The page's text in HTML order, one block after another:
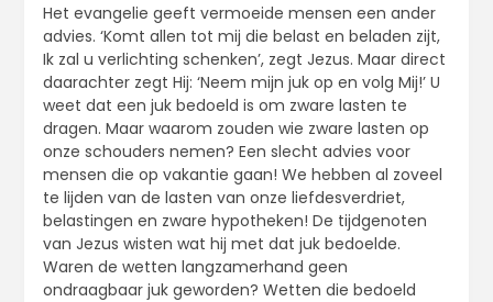
Het evangelie geeft vermoeide mensen een ander
advies. ‘Komt allen tot mij die belast en beladen zijt,
Ik zal u verlichting schenken’, zegt Jezus. Maar direct
daarachter zegt Hij: ‘Neem mijn juk op en volg Mij!’ U
weet dat een juk bedoeld is om zware lasten te
dragen. Maar waarom zouden wie zware lasten op
onze schouders nemen? Een slecht advies voor
mensen die op vakantie gaan! We hebben al zoveel
te lijden van de lasten van onze liefdesverdriet,
belastingen en zware hypotheken! De tijdgenoten
van Jezus wisten wat hij met dat juk bedoelde.
Waren de wetten langzamerhand geen
ondraagbaar juk geworden? Wetten die bedoeld